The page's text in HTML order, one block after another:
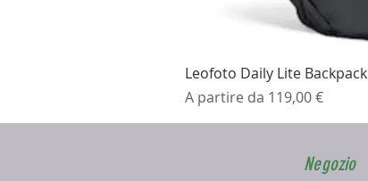
Leofoto Daily Lite Backpack
A partire da 119,00 €
Prezzo scontato
Negozio